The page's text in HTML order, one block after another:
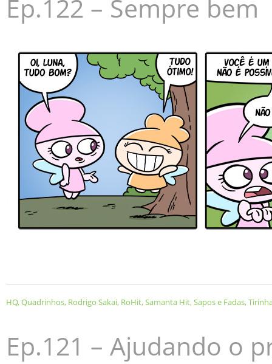
Ep.122 – Sempre bem
HQ,Quadrinhos, Rodrigo Sakai, RoHit,Samanta Hit,Sapos e Fadas,
Ep.121 – Ajudando o